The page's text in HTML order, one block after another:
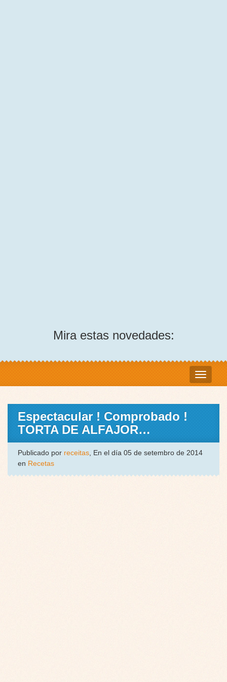
Mira estas novedades:
Espectacular ! Comprobado !
TORTA DE ALFAJOR…
Publicado por receitas, En el día 05 de setembro de 2014
en Recetas